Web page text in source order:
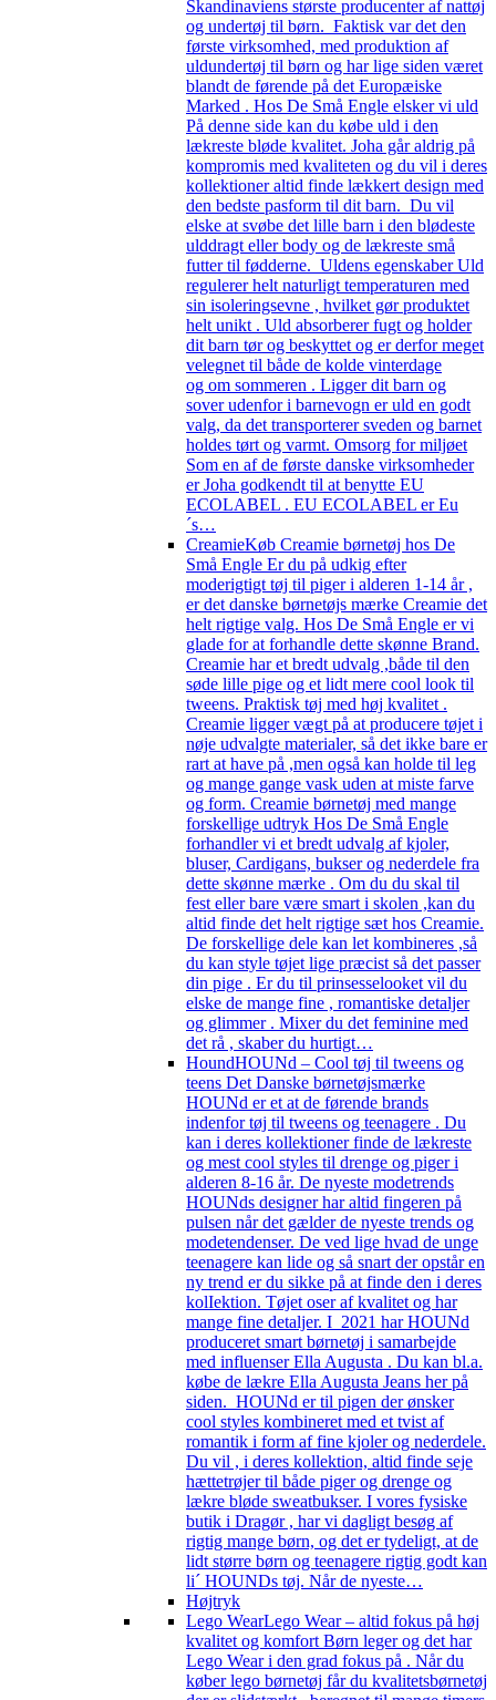
Skandinaviens største producenter af nattøj
og undertøj til børn. Faktisk var det den
første virksomhed, med produktion af
uldundertøj til børn og har lige siden været
blandt de førende på det Europæiske
Marked . Hos De Små Engle elsker vi uld
På denne side kan du købe uld i den
lækreste bløde kvalitet. Joha går aldrig på
kompromis med kvaliteten og du vil i deres
kollektioner altid finde lækkert design med
den bedste pasform til dit barn. Du vil
elske at svøbe det lille barn i den blødeste
ulddragt eller body og de lækreste små
futter til fødderne. Uldens egenskaber Uld
regulerer helt naturligt temperaturen med
sin isoleringsevne , hvilket gør produktet
helt unikt . Uld absorberer fugt og holder
dit barn tør og beskyttet og er derfor meget
velegnet til både de kolde vinterdage
og om sommeren . Ligger dit barn og
sover udenfor i barnevogn er uld en godt
valg, da det transporterer sveden og barnet
holdes tørt og varmt. Omsorg for miljøet
Som en af de første danske virksomheder
er Joha godkendt til at benytte EU
ECOLABEL . EU ECOLABEL er Eu
´s…
CreamieKøb Creamie børnetøj hos De
Små Engle Er du på udkig efter
moderigtigt tøj til piger i alderen 1-14 år ,
er det danske børnetøjs mærke Creamie det
helt rigtige valg. Hos De Små Engle er vi
glade for at forhandle dette skønne Brand.
Creamie har et bredt udvalg ,både til den
søde lille pige og et lidt mere cool look til
tweens. Praktisk tøj med høj kvalitet .
Creamie ligger vægt på at producere tøjet i
nøje udvalgte materialer, så det ikke bare er
rart at have på ,men også kan holde til leg
og mange gange vask uden at miste farve
og form. Creamie børnetøj med mange
forskellige udtryk Hos De Små Engle
forhandler vi et bredt udvalg af kjoler,
bluser, Cardigans, bukser og nederdele fra
dette skønne mærke . Om du du skal til
fest eller bare være smart i skolen ,kan du
altid finde det helt rigtige sæt hos Creamie.
De forskellige dele kan let kombineres ,så
du kan style tøjet lige præcist så det passer
din pige . Er du til prinsesselooket vil du
elske de mange fine , romantiske detaljer
og glimmer . Mixer du det feminine med
det rå , skaber du hurtigt…
HoundHOUNd – Cool tøj til tweens og
teens Det Danske børnetøjsmærke
HOUNd er et at de førende brands
indenfor tøj til tweens og teenagere . Du
kan i deres kollektioner finde de lækreste
og mest cool styles til drenge og piger i
alderen 8-16 år. De nyeste modetrends
HOUNds designer har altid fingeren på
pulsen når det gælder de nyeste trends og
modetendenser. De ved lige hvad de unge
teenagere kan lide og så snart der opstår en
ny trend er du sikke på at finde den i deres
kolIektion. Tøjet oser af kvalitet og har
mange fine detaljer. I 2021 har HOUNd
produceret smart børnetøj i samarbejde
med influenser Ella Augusta . Du kan bl.a.
købe de lækre Ella Augusta Jeans her på
siden. HOUNd er til pigen der ønsker
cool styles kombineret med et tvist af
romantik i form af fine kjoler og nederdele.
Du vil , i deres kollektion, altid finde seje
hættetrøjer til både piger og drenge og
lækre bløde sweatbukser. I vores fysiske
butik i Dragør , har vi dagligt besøg af
rigtig mange børn, og det er tydeligt, at de
lidt større børn og teenagere rigtig godt kan
li´ HOUNDs tøj. Når de nyeste…
Højtryk
Lego WearLego Wear – altid fokus på høj
kvalitet og komfort Børn leger og det har
Lego Wear i den grad fokus på . Når du
køber lego børnetøj får du kvalitetsbørnetøj